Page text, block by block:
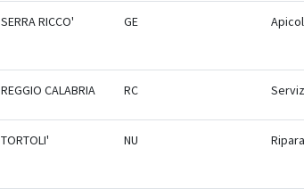
SERRA RICCO' GE
REGGIO CALABRIA RC
TORTOLI' NU